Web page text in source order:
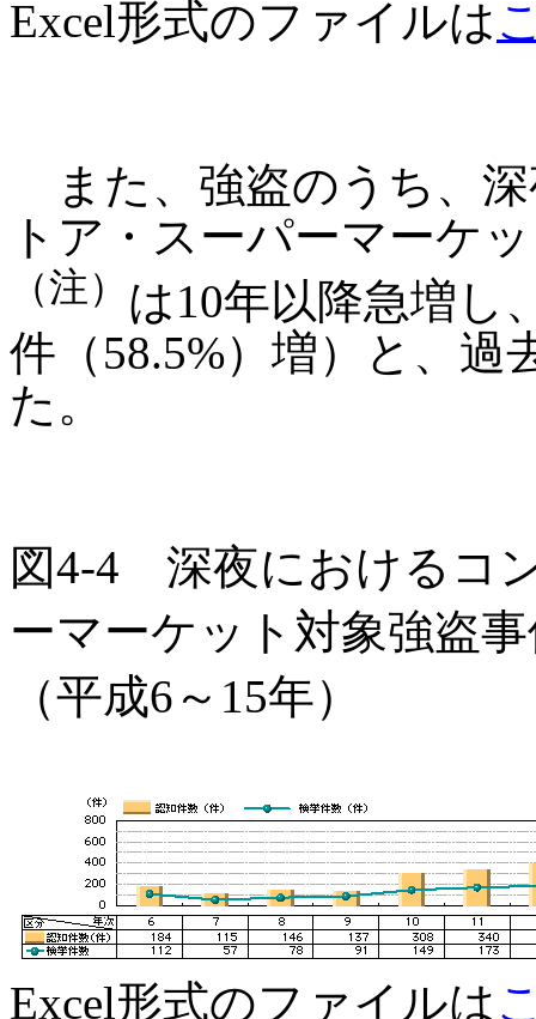
Excel形式のファイルは
また、強盗のうち、
トア・スーパーマーケ
（注） は10年以降急増し
件（58.5%）増）と、過
た。
図4-4 深夜におけるコ
ーマーケット対象強盗
（平成6～15年）
Excel形式のファイルは